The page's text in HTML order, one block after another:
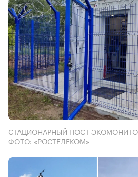
СТАЦИОНАРНЫЙ ПОСТ
ФОТО: «РОСТЕЛЕКОМ»